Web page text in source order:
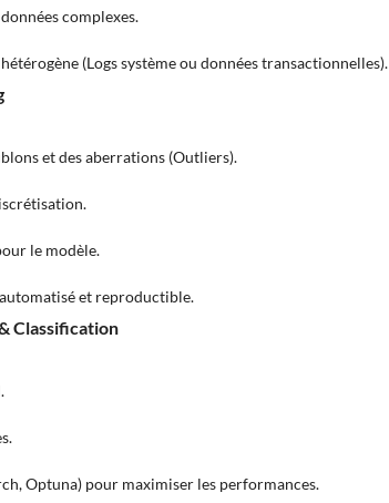
complexes.
(Logs système ou données transactionnelles).
et des aberrations (Outliers).
le modèle.
et reproductible.
Classification
Optuna) pour maximiser les performances.